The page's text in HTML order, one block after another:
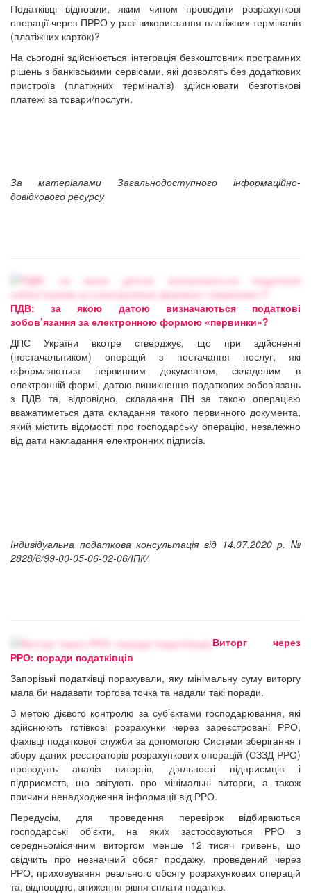
Податківці відповіли, яким чином проводити розрахункові
операції через ПРРО у разі використання платіжних терміналів
(платіжних карток)?
На сьогодні здійснюється інтеграція безкоштовних програмних
рішень з банківськими сервісами, які дозволять без додаткових
пристроїв (платіжних терміналів) здійснювати безготівкові
платежі за товари/послуги.
За матеріалами Загальнодоступного інформаційно-
довідкового ресурсу
ПДВ: за якою датою визначаються податкові
зобов’язання за електронною формою «первинки»?
ДПС України вкотре стверджує, що при здійсненні
(постачальником) операцій з постачання послуг, які
оформляються первинним документом, складеним в
електронній формі, датою виникнення податкових зобов’язань
з ПДВ та, відповідно, складання ПН за такою операцією
вважатиметься дата складання такого первинного документа,
який містить відомості про господарську операцію, незалежно
від дати накладання електронних підписів.
Індивідуальна податкова консультація від 14.07.2020 р. №
2828/6/99-00-05-06-02-06/ІПК/
Виторг через
РРО: поради податківців
Запорізькі податківці порахували, яку мінімальну суму виторгу
мала би надавати торгова точка та надали такі поради.
З метою дієвого контролю за суб’єктами господарювання, які
здійснюють готівкові розрахунки через зареєстровані РРО,
фахівці податкової служби за допомогою Системи зберігання і
збору даних реєстраторів розрахункових операцій (СЗЗД РРО)
проводять аналіз виторгів, діяльності підприємців і
підприємств, що звітують про мінімальні виторги, а також
причини ненадходження інформації від РРО.
Передусім, для проведення перевірок відбираються
господарські об’єкти, на яких застосовуються РРО з
середньомісячним виторгом менше 12 тисяч гривень, що
свідчить про незначний обсяг продажу, проведений через
РРО, приховування реального обсягу розрахункових операцій
та, відповідно, зниження рівня сплати податків.